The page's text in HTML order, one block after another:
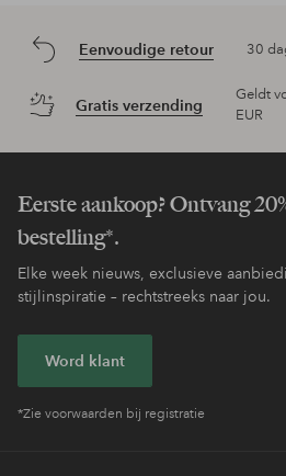
Eenvoudige retour 30
Gratis verzending
Geldt
EUR
Eerste aankoop? Ontvang
bestelling*.
Elke week nieuws, exclusieve
stijlinspiratie – rechtstreeks naar jou.
Word klant
*Zie voorwaarden bij registratie